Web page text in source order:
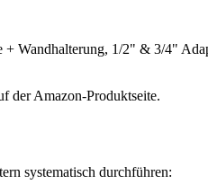
+ Wandhalterung, 1/2" & 3/4"
der Amazon-Produktseite.
systematisch durchführen: